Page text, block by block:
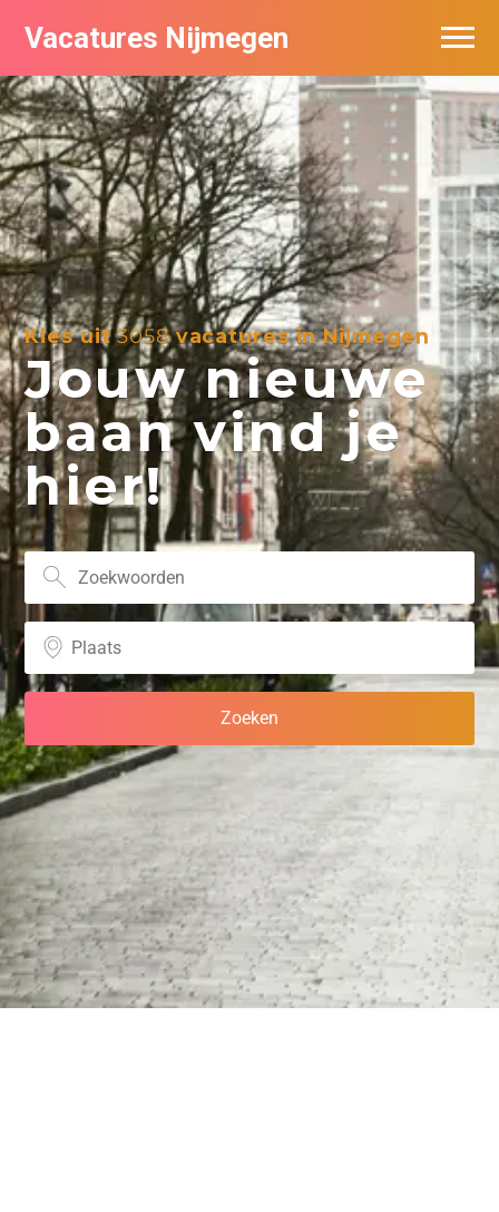
Vacatures Nijmegen
Kies uit3058vacatures in Nijmegen
Jouw nieuwe
baan vind je
hier!
Vacatures per bedrijf
De populairste vacatures in Nijmegen
Nieuwsbrief feed